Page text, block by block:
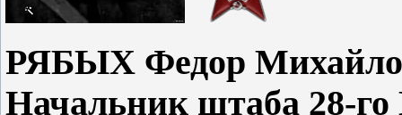
РЯБЫХ Федор
Начальник штаба 28-го